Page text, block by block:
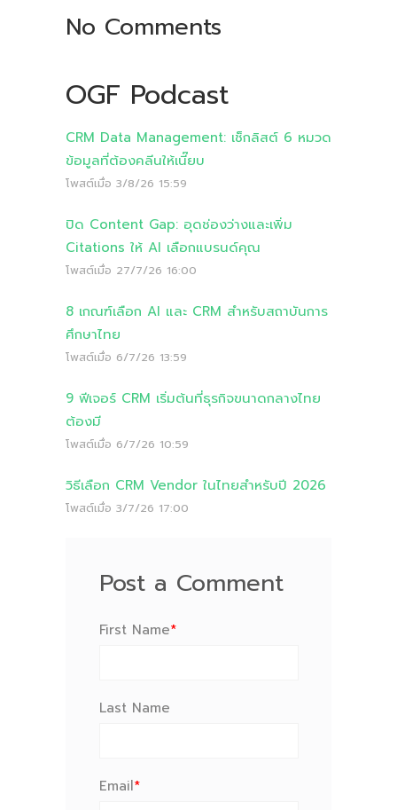
No Comments
OGF Podcast
CRM Data Management: เช็กลิสต์ 6 หมวด
ข้อมูลที่ต้องคลีนให้เนี๊ยบ
โพสต์เมื่อ 3/8/26 15:59
ปิด Content Gap: อุดช่องว่างและเพิ่ม
Citations ให้ AI เลือกแบรนด์คุณ
โพสต์เมื่อ 27/7/26 16:00
8 เกณฑ์เลือก AI และ CRM สำหรับสถาบันการ
ศึกษาไทย
โพสต์เมื่อ 6/7/26 13:59
9 ฟีเจอร์ CRM เริ่มต้นที่ธุรกิจขนาดกลางไทย
ต้องมี
โพสต์เมื่อ 6/7/26 10:59
วิธีเลือก CRM Vendor ในไทยสำหรับปี 2026
โพสต์เมื่อ 3/7/26 17:00
Post a Comment
First Name*
Last Name
Email*